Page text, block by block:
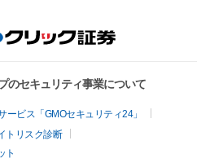
のセキュリティ事業について
ビス「GMOセキュリティ24」
トリスク診断
ト